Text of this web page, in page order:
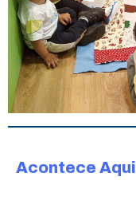
Acontece Aqui